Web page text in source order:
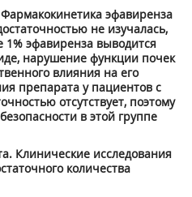
эфавиренза
не изучалась,
1% эфавиренза выводится
нарушение функции почек
влияния на его
препарата у пациентов с
отсутствует, поэтому
в этой группе
Клинические исследования
количества